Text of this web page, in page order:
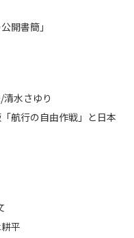
開書簡」
清水さゆり
「航行の自由作戦」と日本
平